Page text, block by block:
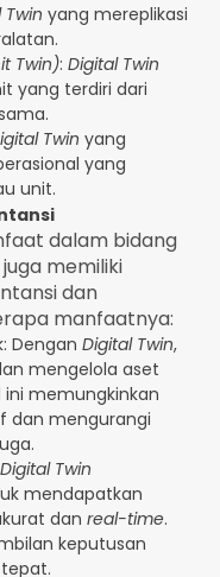
Twin yang mereplikasi
Twin):Digital Twin
yang terdiri dari
Twinyang
yang
unit.
dalam bidang
memiliki
dan
manfaatnya:
DenganDigital Twin,
mengelola aset
memungkinkan
dan mengurangi
Digital Twin
mendapatkan
danreal-time.
keputusan